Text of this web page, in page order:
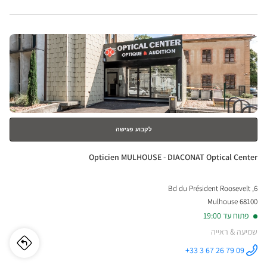
Center ב
לחץ
ENTER
למידע
נוסף
לקבוע פגישה
חנות:
Opticien MULHOUSE - DIACONAT Optical Center
6, Bd du Président Roosevelt
68100 Mulhouse
פתוח עד 19:00
שמיעה & ראייה
התקשר לחנות
+33 3 67 26 79 09 לו"ז